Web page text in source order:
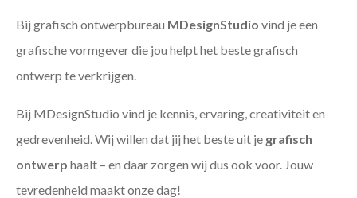
Bij grafisch ontwerpbureau MDesignStudio vind je een
grafische vormgever die jou helpt het beste grafisch
ontwerp te verkrijgen.
Bij MDesignStudio vind je kennis, ervaring, creativiteit en
gedrevenheid. Wij willen dat jij het beste uit je grafisch
ontwerp haalt – en daar zorgen wij dus ook voor. Jouw
tevredenheid maakt onze dag!